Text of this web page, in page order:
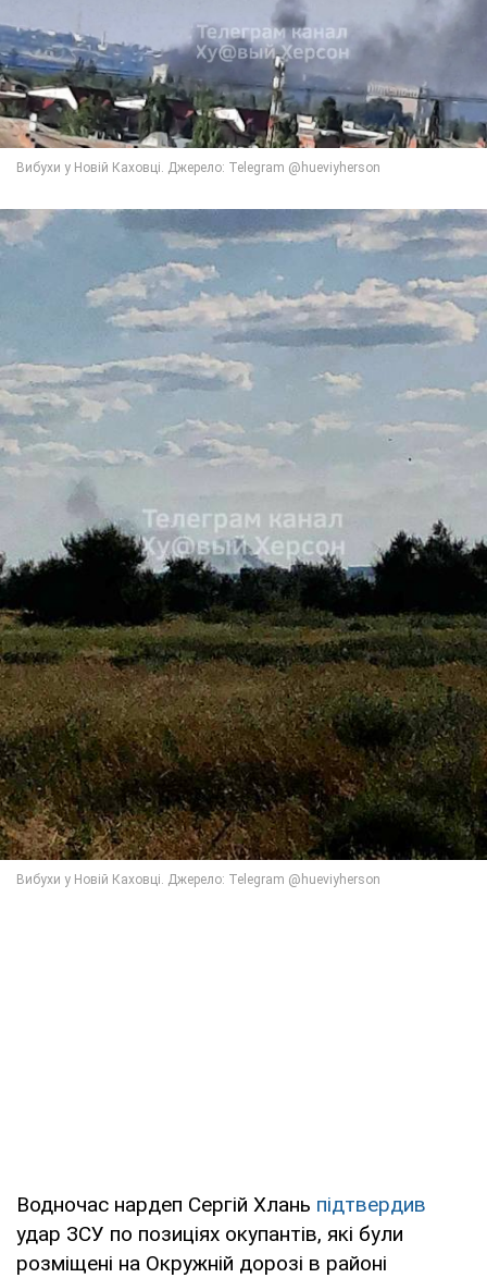
Водночас нардеп Сергій Хлань підтвердив
удар ЗСУ по позиціях окупантів, які були
розміщені на Окружній дорозі в районі